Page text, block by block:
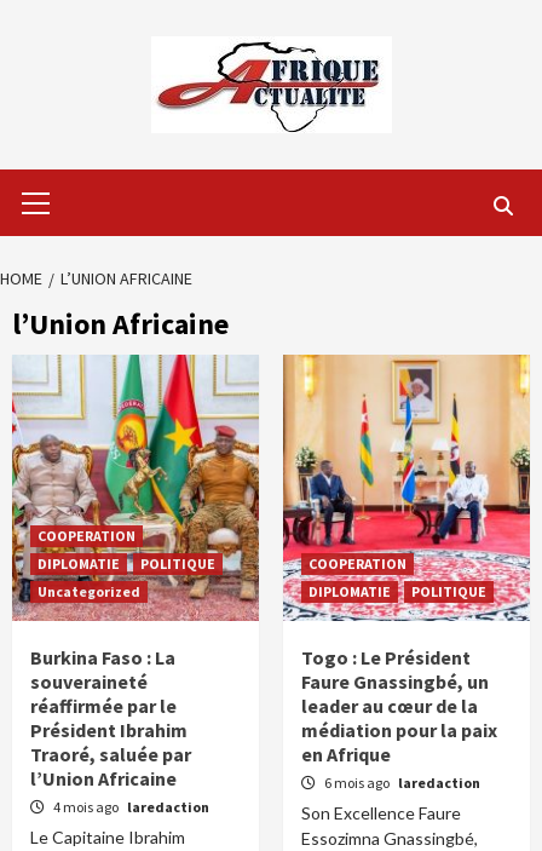
Menu
HOME L’UNION AFRICAINE
l’Union Africaine
COOPERATION
DIPLOMATIE
POLITIQUE
Uncategorized
Burkina Faso : La
souveraineté
réaffirmée par le
Président Ibrahim
Traoré, saluée par
l’Union Africaine
4 mois ago laredaction
Le Capitaine Ibrahim
COOPERATION
DIPLOMATIE
POLITIQUE
Togo : Le Président
Faure Gnassingbé, un
leader au cœur de la
médiation pour la paix
en Afrique
6 mois ago laredaction
Son Excellence Faure
Essozimna Gnassingbé,